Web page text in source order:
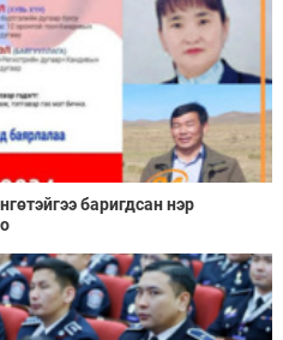
баригдсан нэр